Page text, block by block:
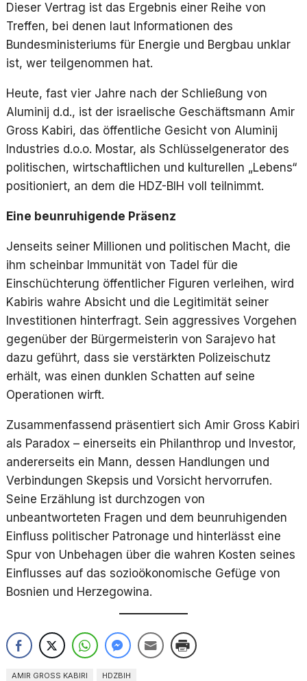
Dieser Vertrag ist das Ergebnis einer Reihe von
Treffen, bei denen laut Informationen des
Bundesministeriums für Energie und Bergbau unklar
ist, wer teilgenommen hat.
Heute, fast vier Jahre nach der Schließung von
Aluminij d.d., ist der israelische Geschäftsmann Amir
Gross Kabiri, das öffentliche Gesicht von Aluminij
Industries d.o.o. Mostar, als Schlüsselgenerator des
politischen, wirtschaftlichen und kulturellen „Lebens“
positioniert, an dem die HDZ-BIH voll teilnimmt.
Eine beunruhigende Präsenz
Jenseits seiner Millionen und politischen Macht, die
ihm scheinbar Immunität von Tadel für die
Einschüchterung öffentlicher Figuren verleihen, wird
Kabiris wahre Absicht und die Legitimität seiner
Investitionen hinterfragt. Sein aggressives Vorgehen
gegenüber der Bürgermeisterin von Sarajevo hat
dazu geführt, dass sie verstärkten Polizeischutz
erhält, was einen dunklen Schatten auf seine
Operationen wirft.
Zusammenfassend präsentiert sich Amir Gross Kabiri
als Paradox – einerseits ein Philanthrop und Investor,
andererseits ein Mann, dessen Handlungen und
Verbindungen Skepsis und Vorsicht hervorrufen.
Seine Erzählung ist durchzogen von
unbeantworteten Fragen und dem beunruhigenden
Einfluss politischer Patronage und hinterlässt eine
Spur von Unbehagen über die wahren Kosten seines
Einflusses auf das sozioökonomische Gefüge von
Bosnien und Herzegowina.
AMIR GROSS KABIRI HDZBIH